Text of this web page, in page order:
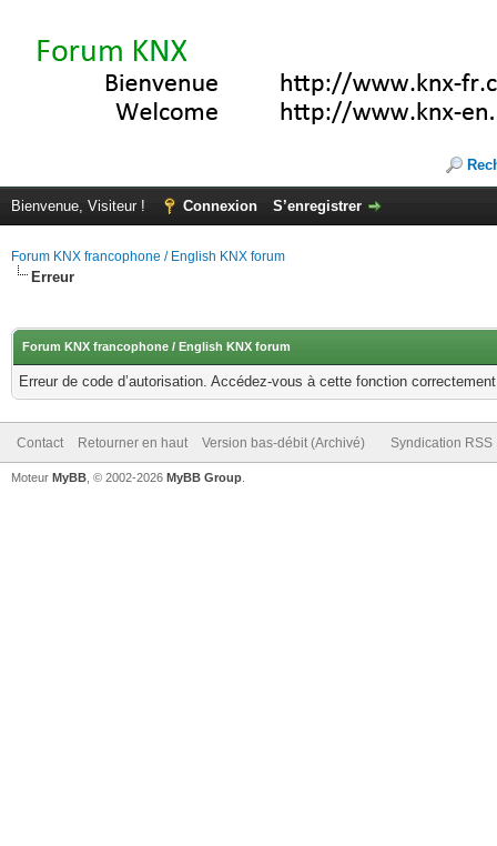
Bienvenue, Visiteur ! Connexion S’enregistrer
Forum KNX francophone / English KNX forum
Erreur
Forum KNX francophone / English KNX forum
Erreur de code d’autorisation. Accédez-vous à cette fonction
Contact Retourner en haut Version bas-débit (Archivé) Syndication RSS
Moteur MyBB , © 2002-2026 MyBB Group